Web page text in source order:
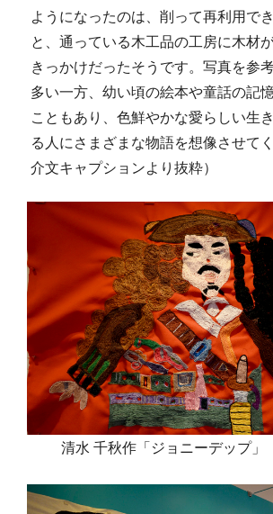
ようになったのは、削って再利用で
と、通っている木工品の工房に木材
きっかけだったそうです。写真を参
多い一方、幼い頃の絵本や童話の記
こともあり、色鮮やかな愛らしい生
る人にさまざまな物語を想像させて
介文キャプションより抜粋）
清水 千秋作「ジョニーデップ」